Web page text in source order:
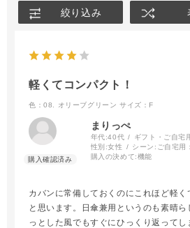
絞り込み
軽くてコンパクト！
色：08. オリーブグリーン サイズ：F
まりっぺ
年代:40代 ギフト・ご自宅
性別:女性 シーン: ご自宅用
購入の決めて:機能
カバンに常備しておくのにこれほど軽
と思います。日傘兼用というのも素晴ら
っとした風でもすぐにひっくり返ってし